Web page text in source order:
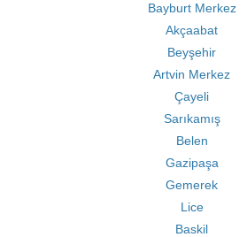
Bayburt Merkez
Akçaabat
Beyşehir
Artvin Merkez
Çayeli
Sarıkamış
Belen
Gazipaşa
Gemerek
Lice
Baskil